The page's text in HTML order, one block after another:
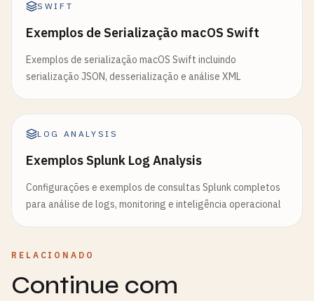
SWIFT
Exemplos de Serialização macOS Swift
Exemplos de serialização macOS Swift incluindo
serialização JSON, desserialização e análise XML
LOG ANALYSIS
Exemplos Splunk Log Analysis
Configurações e exemplos de consultas Splunk completos
para análise de logs, monitoring e inteligência operacional
RELACIONADO
Continue com